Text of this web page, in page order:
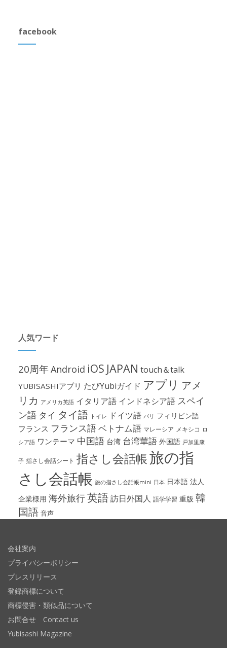
facebook
人気ワード
20周年Android iOS JAPAN touch＆talk
YUBISASHIアプリ たびYubiガイド アプリ アメ
リカ アメリカ英語 イタリア語 インドネシア語 スペイ
ン語 タイ タイ語 トイレ ドイツ語 パリ フィリピン語
フランス フランス語ベトナム語 マレーシア メキシコ ロ
シア語 ワンテーマ 中国語 台湾 台湾華語 外国語 戸加里康
子 指さし会話シート 指さし会話帳旅の指
さし会話帳 旅の指さし会話帳mini 日本 日本語 法人
企業様用 海外旅行英語訪日外国人 語学学習 重版 韓
国語 音声
会社案内
プライバシーポリシー
プレスリリース
登録商標について
商標侵害・類似品について
お問合せ Contact us
Yubisashi Magazine